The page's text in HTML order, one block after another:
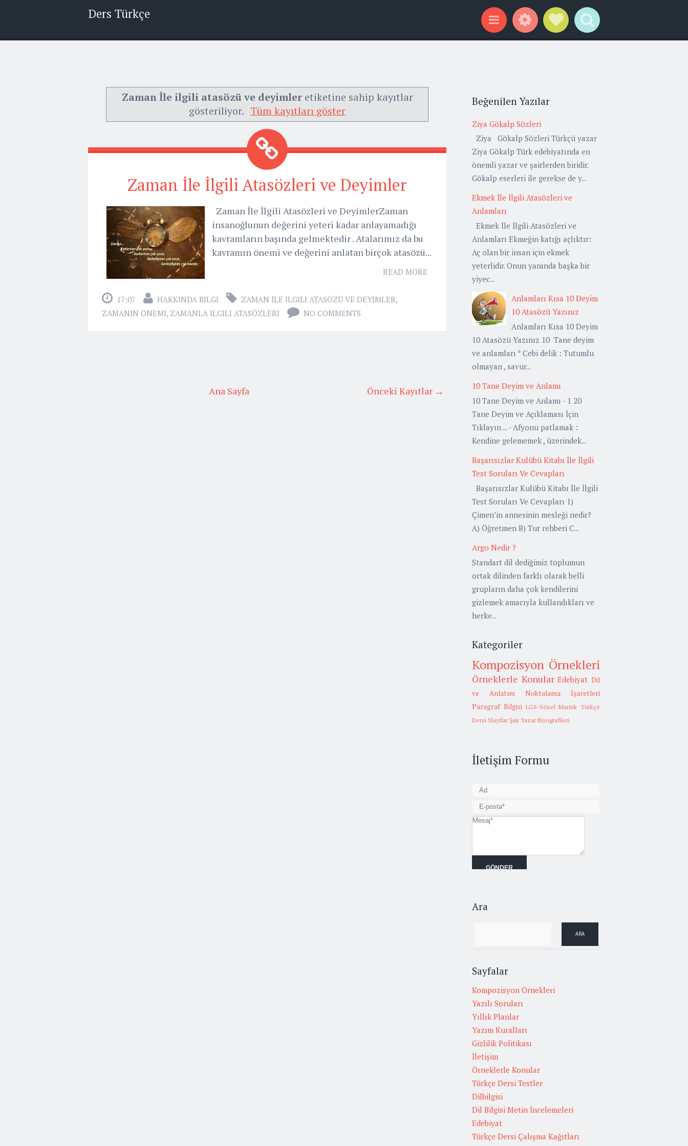
Ders Türkçe
Menu WidgetsSocial Links
Search
Zaman İle ilgili atasözü ve deyimleretiketine sahip kayıtlar
gösteriliyor. Tüm kayıtları göster
Zaman İle İlgili Atasözleri ve Deyimler
Zaman İle İlgili Atasözleri ve DeyimlerZaman
insanoğlunun değerini yeteri kadar anlayamadığı
kavramların başında gelmektedir . Atalarımız da bu
kavramın önemi ve değerini anlatan birçok atasözü...
READ MORE
17:07 HAKKINDA BILGI ZAMAN İLE ILGILI ATASÖZÜ VE DEYIMLER,
ZAMANIN ÖNEMI, ZAMANLA ILGILI ATASÖZLERI NO COMMENTS
Önceki Kayıtlar →
Ana Sayfa
Beğenilen Yazılar
Ziya Gökalp Sözleri
Ziya Gökalp Sözleri Türkçü yazar
Ziya Gökalp Türk edebiyatında en
önemli yazar ve şairlerden biridir.
Gökalp eserleri ile gerekse de y...
Ekmek İle İlgili Atasözleri ve
Anlamları
Ekmek İle İlgili Atasözleri ve
Anlamları Ekmeğin katığı açlıktır:
Aç olan bir insan için ekmek
yeterlidir. Onun yanında başka bir
yiyec...
Anlamları Kısa 10 Deyim
10 Atasözü Yazınız
Anlamları Kısa 10 Deyim
10 Atasözü Yazınız 10 Tane deyim
ve anlamları * Cebi delik : Tutumlu
olmayan , savur...
10 Tane Deyim ve Anlamı
10 Tane Deyim ve Anlamı - 1 20
Tane Deyim ve Açıklaması İçin
Tıklayın ... - Afyonu patlamak :
Kendine gelememek , üzerindek...
Başarısızlar Kulübü Kitabı İle İlgili
Test Soruları Ve Cevapları
Başarısızlar Kulübü Kitabı İle İlgili
Test Soruları Ve Cevapları 1)
Çimen’in annesinin mesleği nedir?
A) Öğretmen B) Tur rehberi C...
Argo Nedir ?
Standart dil dediğimiz toplumun
ortak dilinden farklı olarak belli
grupların daha çok kendilerini
gizlemek amacıyla kullandıkları ve
herke...
Kategoriler
Kompozisyon Örnekleri
Örneklerle Konular Edebiyat Dil
ve Anlatım
Noktalama İşaretleri
Paragraf Bilgisi LGS-Sözel Mantık Türkçe
Dersi Slaytlar Şair Yazar Biyografileri
İletişim Formu
Ara
Sayfalar
Kompozisyon Örnekleri
Yazılı Soruları
Yıllık Planlar
Yazım Kuralları
Gizlilik Politikası
İletişim
Örneklerle Konular
Türkçe Dersi Testler
Dilbilgisi
Dil Bilgisi Metin İncelemeleri
Edebiyat
Türkçe Dersi Çalışma Kağıtları